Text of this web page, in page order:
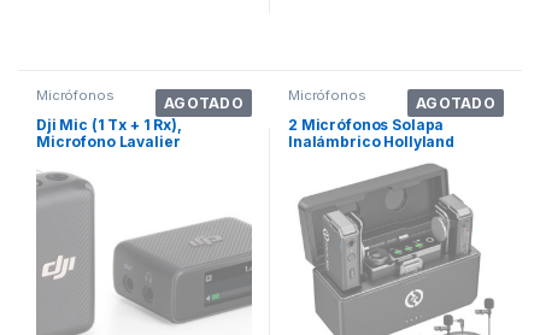
AGOTADO
Micrófonos
Dji Mic (1 Tx + 1 Rx),
Microfono Lavalier
AGOTADO
Micrófonos
2 Micrófonos Solapa
Inalámbrico Hollyland
Larkmax Antirruido Color